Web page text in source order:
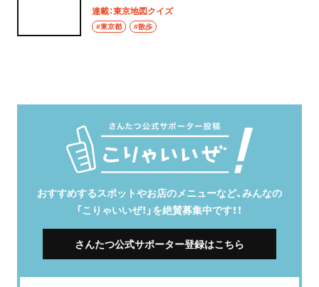
連載：東京地図クイズ
#東京都 #散歩
おすすめするスポットやお店のメニューなど、みんなの
「こりゃいいぜ！」を絶賛募集中です！！
さんたつ公式サポーター登録はこちら